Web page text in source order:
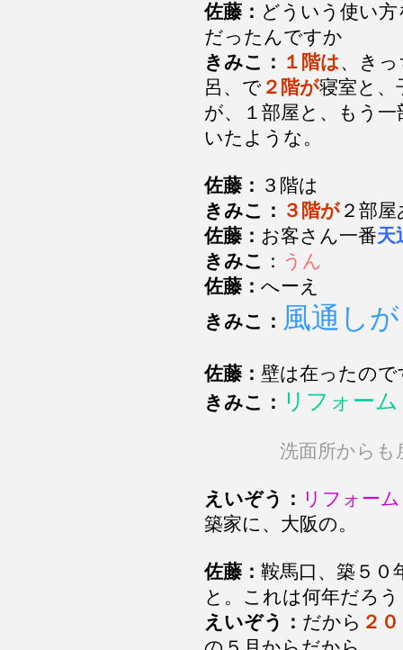
佐藤： どういう使い
だったんですか
きみこ： １階は、き
呂、で ２階が寝室と、
が、１部屋と、もう
いたような。
佐藤： ３階は
きみこ： ３階が ２部
佐藤： お客さん一番
きみこ ： うん
佐藤： へーえ
きみこ： 風通しが
佐藤： 壁は在ったので
きみこ： リフォー
洗面所から
えいぞう： リフォー
築家に、大阪の。
佐藤： 鞍馬口、築５０
と。これは何年だろう
えいぞう： だから ２